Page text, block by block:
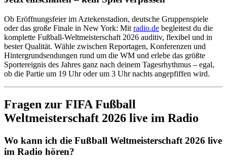
Ob Eröffnungsfeier im Aztekenstadion, deutsche Gruppenspiele
oder das große Finale in New York: Mit radio.de begleitest du die
komplette Fußball-Weltmeisterschaft 2026 auditiv, flexibel und in
bester Qualität. Wähle zwischen Reportagen, Konferenzen und
Hintergrundsendungen rund um die WM und erlebe das größte
Sportereignis des Jahres ganz nach deinem Tagesrhythmus – egal,
ob die Partie um 19 Uhr oder um 3 Uhr nachts angepfiffen wird.
Fragen zur FIFA Fußball
Weltmeisterschaft 2026 live im Radio
Wo kann ich die Fußball Weltmeisterschaft 2026 live
im Radio hören?